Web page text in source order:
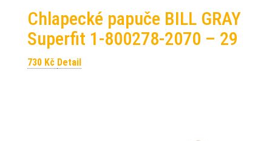
Chlapecké papuče BILL GRAY
Superfit 1-800278-2070 – 29
730 Kč Detail